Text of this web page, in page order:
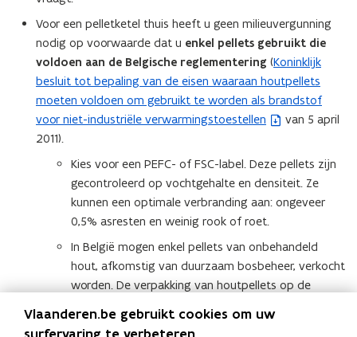
Voor een pelletketel thuis heeft u geen milieuvergunning
nodig op voorwaarde dat u enkel pellets gebruikt die
voldoen aan de Belgische reglementering (Koninklijk
besluit tot bepaling van de eisen waaraan houtpellets
moeten voldoen om gebruikt te worden als brandstof
voor niet-industriële verwarmingstoestellen
(
b
e
s
a
n
d
e
n
t
i
van 5 april
2011).
Kies voor een PEFC- of FSC-label. Deze pellets zijn
gecontroleerd op vochtgehalte en densiteit. Ze
kunnen een optimale verbranding aan: ongeveer
0,5% asresten en weinig rook of roet.
In België mogen enkel pellets van onbehandeld
hout, afkomstig van duurzaam bosbeheer, verkocht
worden. De verpakking van houtpellets op de
vermelden.
Vlaanderen.be gebruikt cookies om uw